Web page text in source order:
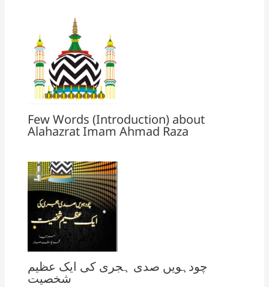
Few Words (Introduction) about
Alahazrat Imam Ahmad Raza
چودہویں صدی ہجری کی ایک عظیم
شخصیت